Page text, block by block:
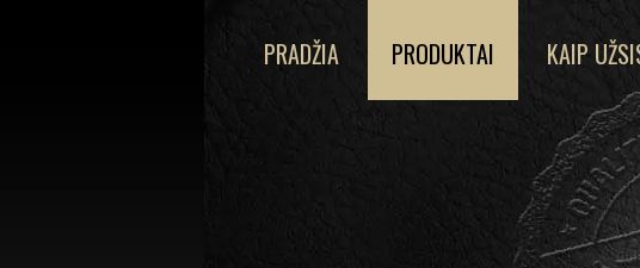
PRADŽIA PRODUKTAI KAIP